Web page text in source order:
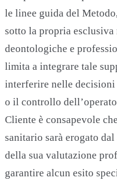
le linee guida del
sotto la propria esclusiva
deontologiche e
limita a integrare tale
interferire nelle decisioni
o il controllo
Cliente è consapevole
sanitario sarà erogato
della sua valutazione
garantire alcun esito